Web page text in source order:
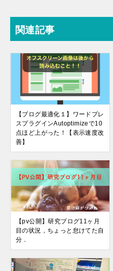
関連記事
【ブログ最適化１】ワードプレ
スプラグインAutoptimizeで10
点ほど上がった！【表示速度改
善】
【pv公開】研究ブログ11ヶ月
目の状況，ちょっと怠けてた自
分．